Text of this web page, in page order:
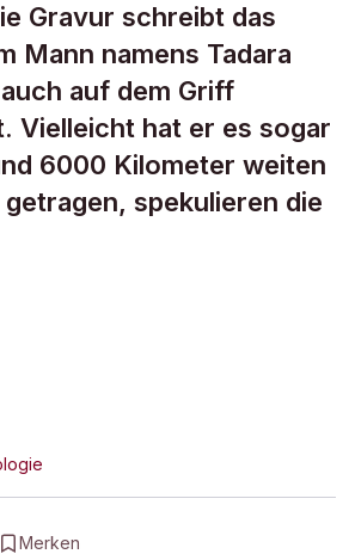
Gravur schreibt das
Mann namens Tadara
auf dem Griff
Vielleicht hat er es sogar
6000 Kilometer weiten
spekulieren die
Merken